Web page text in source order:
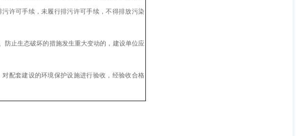
许可手续，未履行排污许可手续，不得排放污染
防止生态破坏的措施发生重大变动的，建设单位应
配套建设的环境保护设施进行验收，经验收合格